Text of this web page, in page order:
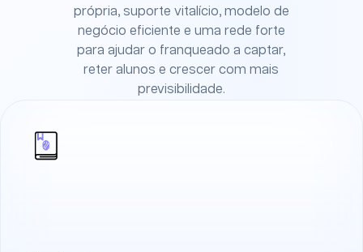
própria, suporte vitalício, modelo de
negócio eficiente e uma rede forte
para ajudar o franqueado a captar,
reter alunos e crescer com mais
previsibilidade.